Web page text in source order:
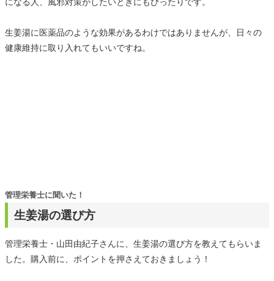
生姜湯に医薬品のような効果があるわけではありませんが、日々の
健康維持に取り入れてもいいですね。
生姜湯の選び方
管理栄養士に聞いた！
管理栄養士・山田由紀子さんに、生姜湯の選び方を教えてもらいま
した。購入前に、ポイントを押さえておきましょう！